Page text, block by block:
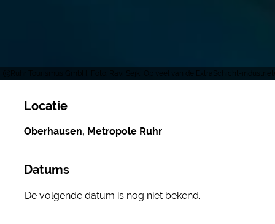
Ruhr Tourismus GmbH, Foto: Ravi Sejk, Op veel van de ExtraSchicht-
Locatie
Oberhausen, Metropole Ruhr
Datums
De volgende datum is nog niet bekend.